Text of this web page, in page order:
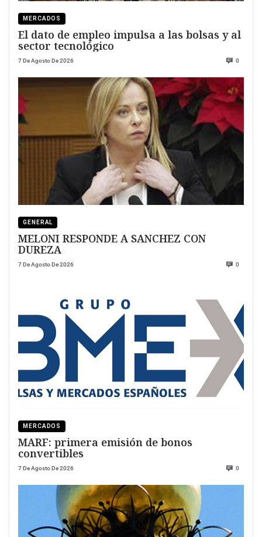
MERCADOS
El dato de empleo impulsa a las bolsas y al
sector tecnológico
7 De Agosto De 2026 0
GENERAL
MELONI RESPONDE A SANCHEZ CON
DUREZA
7 De Agosto De 2026 0
MERCADOS
MARF: primera emisión de bonos
convertibles
7 De Agosto De 2026 0